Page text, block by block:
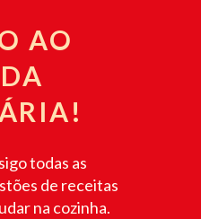
AO
todas as
de receitas
na cozinha.